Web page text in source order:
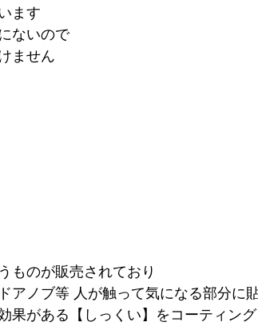
ます
ないので
ません
ものが販売されており
アノブ等 人が触って気になる部分に
果がある【しっくい】をコーティン